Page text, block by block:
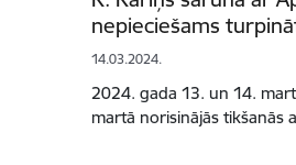
nepieciešams
14.03.2024.
2024. gada 13. un 14.
martā norisinājās tikšanās